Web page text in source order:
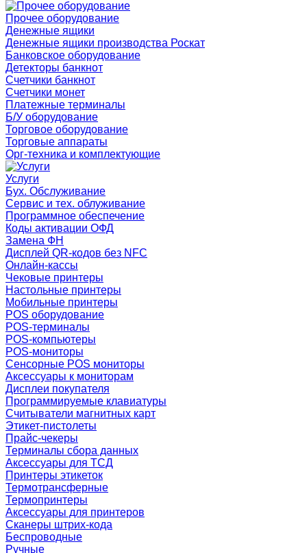
Прочее оборудование
Денежные ящики
Денежные ящики производства Роскат
Банковское оборудование
Детекторы банкнот
Счетчики банкнот
Счетчики монет
Платежные терминалы
Б/У оборудование
Торговое оборудование
Торговые аппараты
Орг-техника и комплектующие
Услуги
Бух. Обслуживание
Сервис и тех. облуживание
Программное обеспечение
Коды активации ОФД
Замена ФН
Дисплей QR-кодов без NFC
Онлайн-кассы
Чековые принтеры
Настольные принтеры
Мобильные принтеры
POS оборудование
POS-терминалы
POS-компьютеры
POS-мониторы
Сенсорные POS мониторы
Аксессуары к мониторам
Дисплеи покупателя
Программируемые клавиатуры
Считыватели магнитных карт
Этикет-пистолеты
Прайс-чекеры
Терминалы сбора данных
Аксессуары для ТСД
Принтеры этикеток
Термотрансферные
Термопринтеры
Аксессуары для принтеров
Сканеры штрих-кода
Беспроводные
Ручные